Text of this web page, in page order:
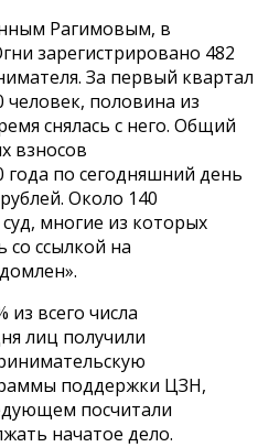
Рагимовым, в
зарегистрировано 482
За первый квартал
человек, половина из
снялась с него. Общий
взносов
по сегодняшний день
Около 140
многие из которых
со ссылкой на
из всего числа
лиц получили
поддержки ЦЗН,
посчитали
начатое дело.